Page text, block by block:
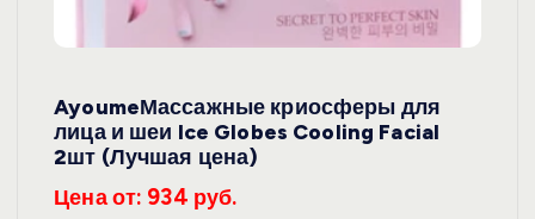
AyoumeМассажные криосферы для
лица и шеи Ice Globes Cooling Facial
2шт (Лучшая цена)
Цена от: 934 руб.